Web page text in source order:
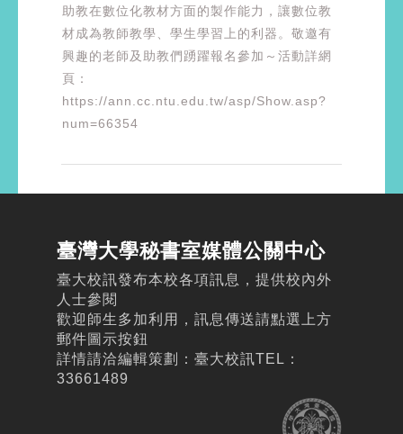
助教在數位化教材方面的製作能力，讓數位教
材成為教師教學、學生學習上的利器。敬邀有
興趣的老師及助教們踴躍報名參加～活動詳網
頁：
https://ann.cc.ntu.edu.tw/asp/Show.asp?
num=66354
臺灣大學秘書室媒體公關中心
臺大校訊發布本校各項訊息，提供校內外
人士參閱
歡迎師生多加利用，訊息傳送請點選上方
郵件圖示按鈕
詳情請洽編輯策劃：臺大校訊TEL：
33661489